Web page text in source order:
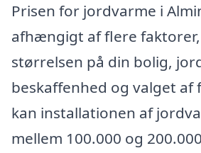
Prisen for jordvarme i
afhængigt af flere
størrelsen på din bolig,
beskaffenhed og valget af
kan installationen af
mellem 100.000 og